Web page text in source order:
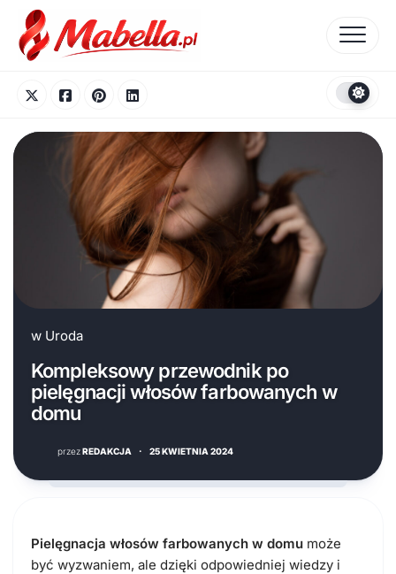
content
w Uroda
Kompleksowy przewodnik po
pielęgnacji włosów farbowanych w
domu
przezREDAKCJA · 25 KWIETNIA 2024
Pielęgnacja włosów farbowanych w domu może
być wyzwaniem, ale dzięki odpowiedniej wiedzy i